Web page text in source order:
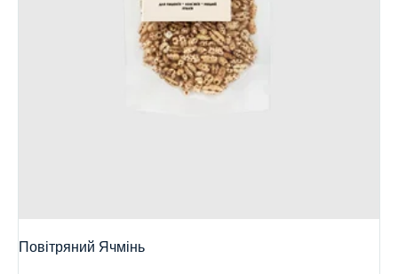
Повітряний Ячмінь